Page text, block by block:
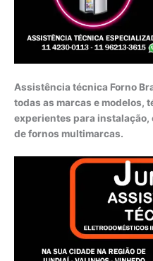
Assistência técnica Forno
todas as marcas e modelos,
experientes para instalação,
de fornos multimarcas.